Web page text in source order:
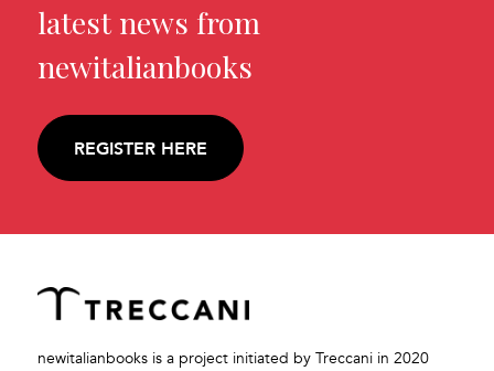
latest news from
newitalianbooks
REGISTER HERE
newitalianbooks is a project initiated by Treccani in 2020